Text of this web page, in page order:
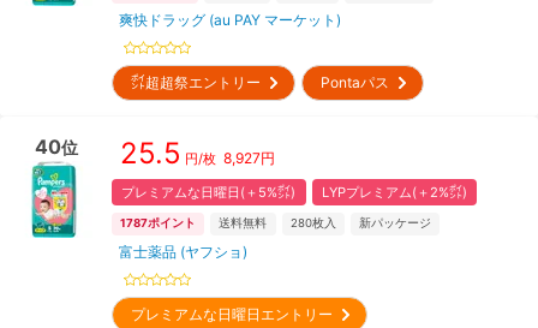
爽快ドラッグ (au PAY マーケット)
㌽超超祭エントリー Pontaパス
40位 25.5 円/枚 8,927円
プレミアムな日曜日(＋5%㌽) LYPプレミアム(＋2%㌽)
1787ポイント 送料無料 280枚入 新パッケージ
富士薬品 (ヤフショ)
プレミアムな日曜日エントリー